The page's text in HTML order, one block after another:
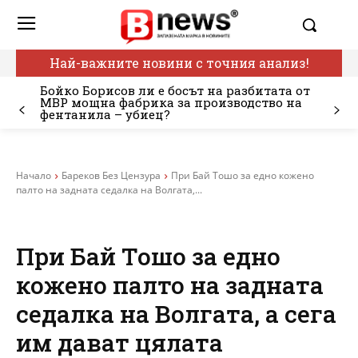
Най-важните новини с точния анализ!
Бойко Борисов ли е босът на разбитата от
МВР мощна фабрика за производство на
фентанила – убиец?
Начало Бареков Без Цензура
При Бай Тошо за едно кожено
палто на задната седалка на Волгата,...
При Бай Тошо за едно
кожено палто на задната
седалка на Волгата, а сега
им дават цялата